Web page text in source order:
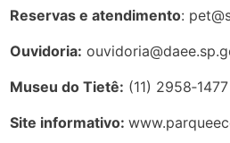
Onde está localizado o parque
possui?
O parque tem sede principal no
Goulart
, com 14 milhões de
os núcleosIlha do Tamboré
(São Miguel Paulista),
cultura e esportes.